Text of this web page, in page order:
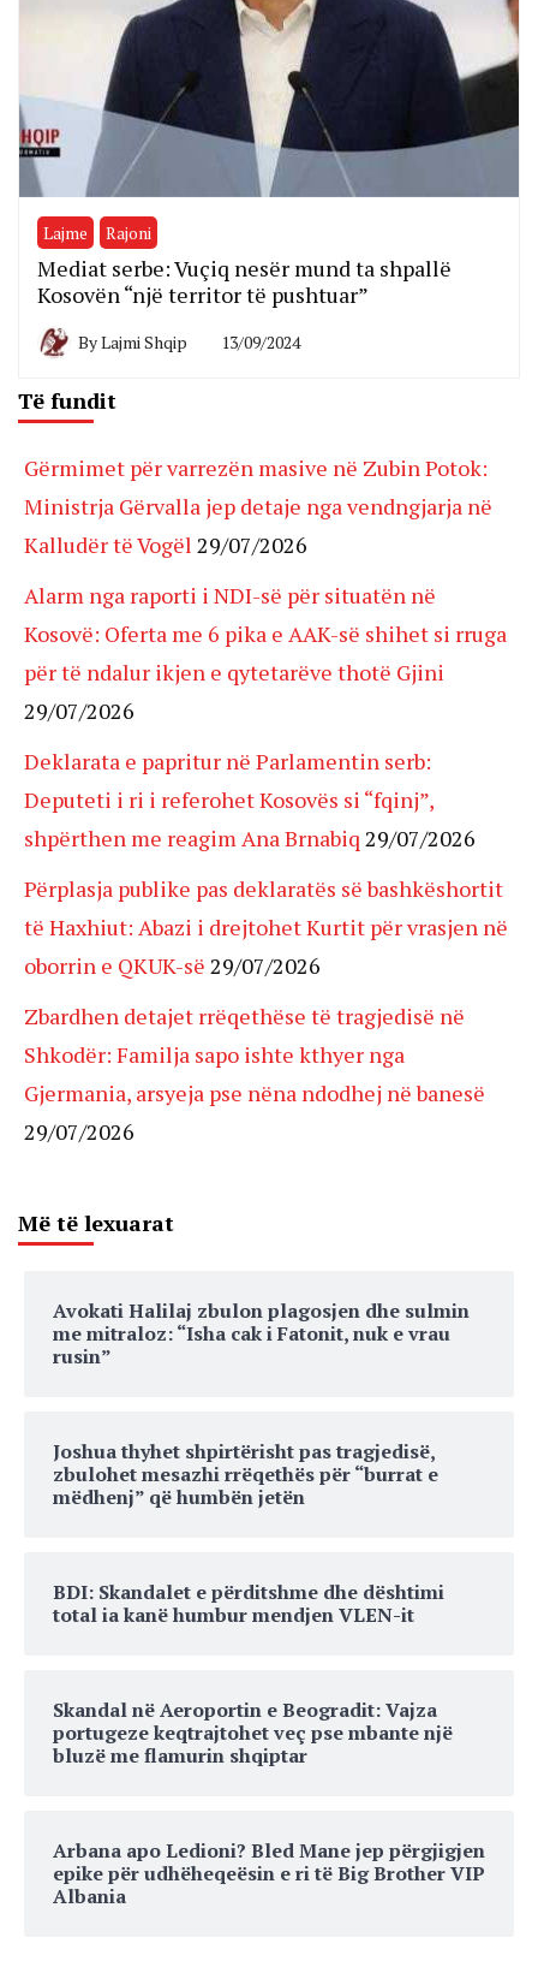
Lajme Rajoni
Mediat serbe: Vuçiq nesër mund ta shpallë
Kosovën “një territor të pushtuar”
ByLajmi Shqip 13/09/2024
Të fundit
Gërmimet për varrezën masive në Zubin Potok:
Ministrja Gërvalla jep detaje nga vendngjarja në
Kalludër të Vogël 29/07/2026
Alarm nga raporti i NDI-së për situatën në
Kosovë: Oferta me 6 pika e AAK-së shihet si rruga
për të ndalur ikjen e qytetarëve thotë Gjini
29/07/2026
Deklarata e papritur në Parlamentin serb:
Deputeti i ri i referohet Kosovës si “fqinj”,
shpërthen me reagim Ana Brnabiq 29/07/2026
Përplasja publike pas deklaratës së bashkëshortit
të Haxhiut: Abazi i drejtohet Kurtit për vrasjen në
oborrin e QKUK-së 29/07/2026
Zbardhen detajet rrëqethëse të tragjedisë në
Shkodër: Familja sapo ishte kthyer nga
Gjermania, arsyeja pse nëna ndodhej në banesë
29/07/2026
Më të lexuarat
Avokati Halilaj zbulon plagosjen dhe sulmin
me mitraloz: “Isha cak i Fatonit, nuk e vrau
rusin”
Joshua thyhet shpirtërisht pas tragjedisë,
zbulohet mesazhi rrëqethës për “burrat e
mëdhenj” që humbën jetën
BDI: Skandalet e përditshme dhe dështimi
total ia kanë humbur mendjen VLEN-it
Skandal në Aeroportin e Beogradit: Vajza
portugeze keqtrajtohet veç pse mbante një
bluzë me flamurin shqiptar
Arbana apo Ledioni? Bled Mane jep përgjigjen
epike për udhëheqeësin e ri të Big Brother VIP
Albania